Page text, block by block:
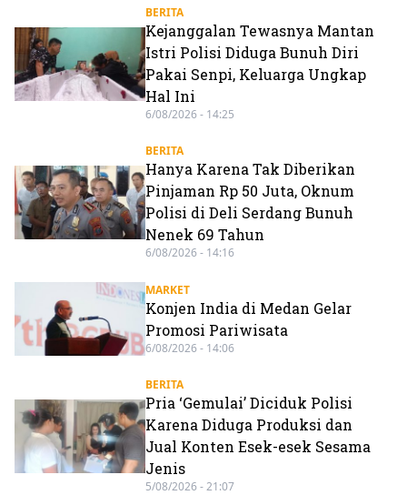
BERITA
Kejanggalan Tewasnya Mantan
Istri Polisi Diduga Bunuh Diri
Pakai Senpi, Keluarga Ungkap
Hal Ini
6/08/2026 - 14:25
BERITA
Hanya Karena Tak Diberikan
Pinjaman Rp 50 Juta, Oknum
Polisi di Deli Serdang Bunuh
Nenek 69 Tahun
6/08/2026 - 14:16
MARKET
Konjen India di Medan Gelar
Promosi Pariwisata
6/08/2026 - 14:06
BERITA
Pria ‘Gemulai’ Diciduk Polisi
Karena Diduga Produksi dan
Jual Konten Esek-esek Sesama
Jenis
5/08/2026 - 21:07